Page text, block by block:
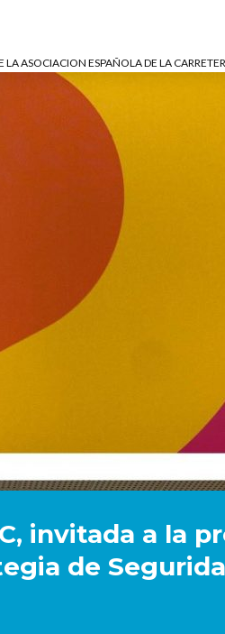
ASOCIACION ESPAÑOLA DE LA
invitada a la
de